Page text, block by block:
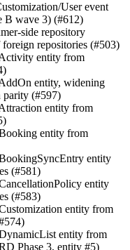
User event
B wave 3) (#612)
side repository
repositories (#503)
entity from
entity, widening
(#597)
entity from
entity from
entity
(#581)
entity
(#583)
entity from
entity from
Phase 3, entity #5)